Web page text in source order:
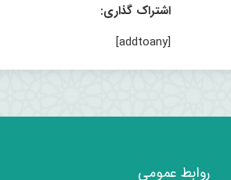
اشتراک گذاری:
[addtoany]
روابط عمومی